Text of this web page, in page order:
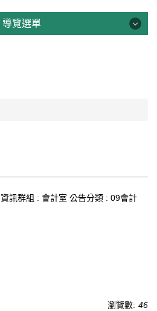
導覽選單
資訊群組 : 會計室 公告分類 : 09會計
瀏覽數: 46